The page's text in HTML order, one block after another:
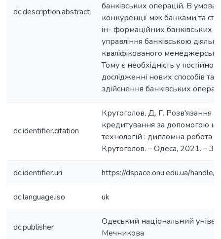
dc.description.abstract
банкiвських операцiй. В
конкуренцiї мiж банками та
iн- формацiйних банкiвських
управлiння банкiвською
квалiфiкованого
Тому є необхiднiсть у
дослiдженнi нових способiв та
здiйснення банкiвських
dc.identifier.citation
Крутоголов, Д. Г. Розв'язання
кредитування за допомогою
технологій : дипломна робота
Крутоголов. – Одеса, 2021. – 36
dc.identifier.uri https://dspace.onu.edu.ua/
dc.language.iso uk
dc.publisher
Одеський національний
Мечникова